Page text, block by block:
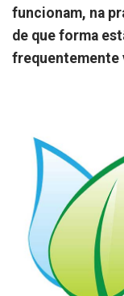
funcionam, na
de que forma
frequentemente